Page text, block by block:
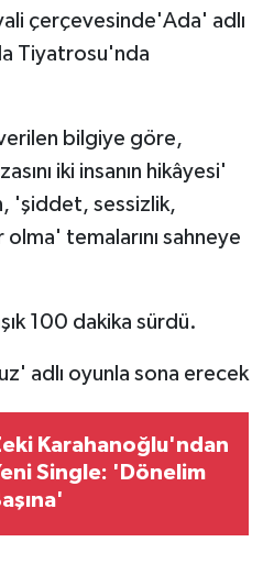
çerçevesinde'Ada' adlı
Tiyatrosu'nda
bilgiye göre,
iki insanın hikâyesi'
'şiddet, sessizlik,
temalarını sahneye
100 dakika sürdü.
adlı oyunla sona erecek
Karahanoğlu'ndan
Single: 'Dönelim